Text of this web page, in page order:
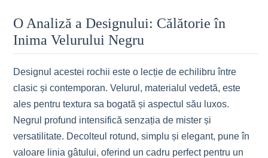
O Analiză a Designului: Călătorie în
Inima Velurului Negru
Designul acestei rochii este o lecție de echilibru între
clasic și contemporan. Velurul, materialul vedetă, este
ales pentru textura sa bogată și aspectul său luxos.
Negrul profund intensifică senzația de mister și
versatilitate. Decolteul rotund, simplu și elegant, pune în
valoare linia gâtului, oferind un cadru perfect pentru un